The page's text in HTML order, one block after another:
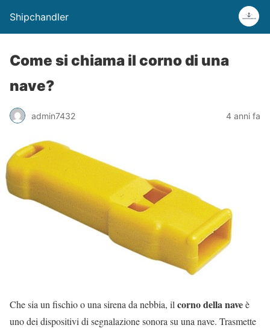
Shipchandler
Come si chiama il corno di una
nave?
admin7432 4 anni fa
Che sia un fischio o una sirena da nebbia, il corno della naveè
uno dei dispositivi di segnalazione sonora su una nave. Trasmette